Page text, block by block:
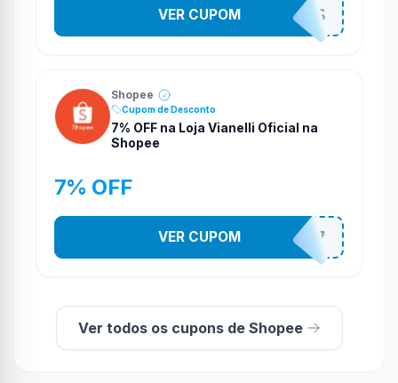
VNOXBDDES
VER CUPOM
Shopee
Cupom de Desconto
7% OFF na Loja Vianelli Oficial na
Shopee
7% OFF
VIANL0787
VER CUPOM
Ver todos os cupons de Shopee